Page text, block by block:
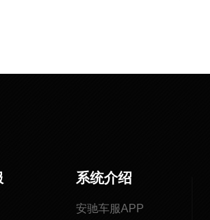
系统介绍
安驰车服APP